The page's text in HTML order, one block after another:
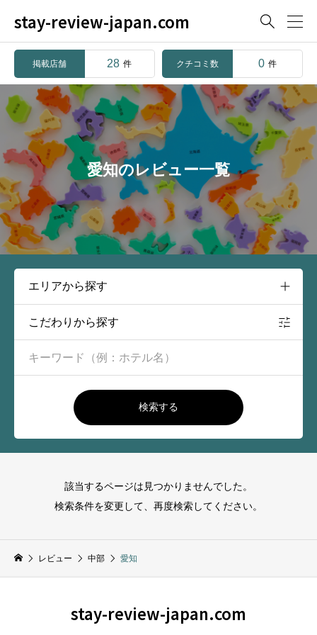
stay-review-japan.com 
掲載店舗 28 件 クチコミ数 0 件
愛知のレビュー一覧
こだわりから探す
検索する
該当するページは見つかりませんでした。
検索条件を変更して、再度検索してください。
レビュー 中部 愛知
stay-review-japan.com